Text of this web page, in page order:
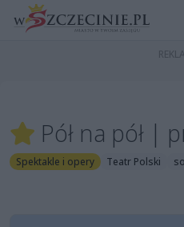
Pół na pół |
Spektakle i opery Teatr Polski